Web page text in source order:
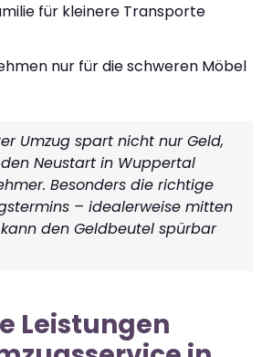
für kleinere Transporte
nur für die schweren Möbel
Umzug spart nicht nur Geld,
Neustart in Wuppertal
Besonders die richtige
– idealerweise mitten
den Geldbeutel spürbar
Leistungen